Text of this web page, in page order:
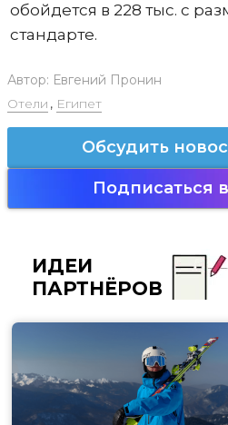
обойдется в 228 тыс. с
стандарте.
Автор: Евгений Пронин
Отели , Египет
Обсудить
Подписаться
ИДЕИ
ПАРТНЁРОВ